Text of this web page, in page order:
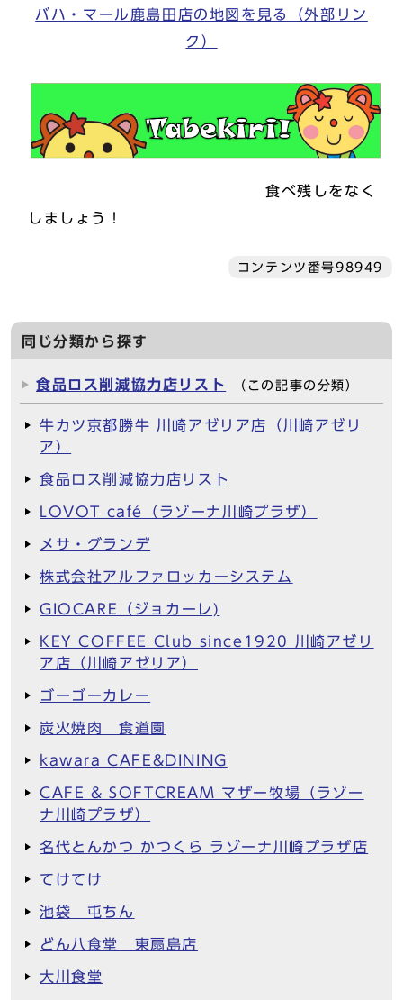
バハ・マール鹿島田店の地図を見る（外部リン
ク）
食べ残しをなく
しましょう！
コンテンツ番号98949
同じ分類から探す
食品ロス削減協力店リスト （この記事の分類）
牛カツ京都勝牛 川崎アゼリア店（川崎アゼリ
ア）
食品ロス削減協力店リスト
LOVOT café（ラゾーナ川崎プラザ）
メサ・グランデ
株式会社アルファロッカーシステム
GIOCARE（ジョカーレ)
KEY COFFEE Club since1920 川崎アゼリ
ア店（川崎アゼリア）
ゴーゴーカレー
炭火焼肉 食道園
kawara CAFE&DINING
CAFE & SOFTCREAM マザー牧場（ラゾー
ナ川崎プラザ）
名代とんかつ かつくら ラゾーナ川崎プラザ店
てけてけ
池袋 屯ちん
どん八食堂 東扇島店
大川食堂